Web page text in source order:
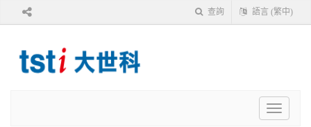
查詢 語言 (繁中)
Toggle